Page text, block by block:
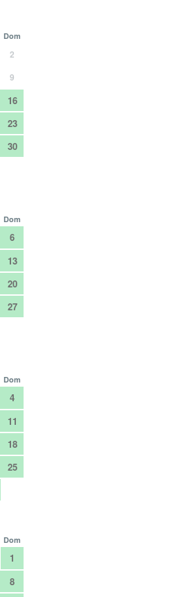
Dom
2
9
16
23
30
Dom
6
13
20
27
Dom
4
11
18
25
Dom
1
8